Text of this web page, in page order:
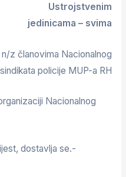
jedinicama – svima
Nacionalnog
sindikata policije MUP-a RH
Nacionalnog
dostavlja se.-